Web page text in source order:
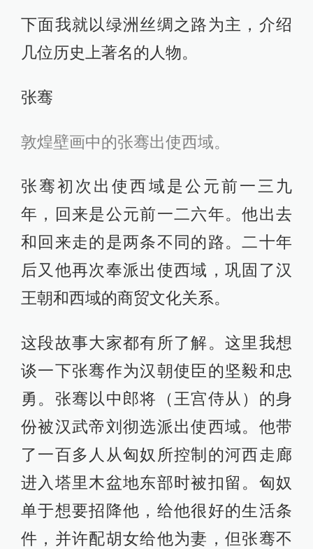
下面我就以绿洲丝绸之路为主，介绍
几位历史上著名的人物。
张骞
敦煌壁画中的张骞出使西域。
张骞初次出使西域是公元前一三九
年，回来是公元前一二六年。他出去
和回来走的是两条不同的路。二十年
后又他再次奉派出使西域，巩固了汉
王朝和西域的商贸文化关系。
这段故事大家都有所了解。这里我想
谈一下张骞作为汉朝使臣的坚毅和忠
勇。张骞以中郎将（王宫侍从）的身
份被汉武帝刘彻选派出使西域。他带
了一百多人从匈奴所控制的河西走廊
进入塔里木盆地东部时被扣留。匈奴
单于想要招降他，给他很好的生活条
件，并许配胡女给他为妻，但张骞不